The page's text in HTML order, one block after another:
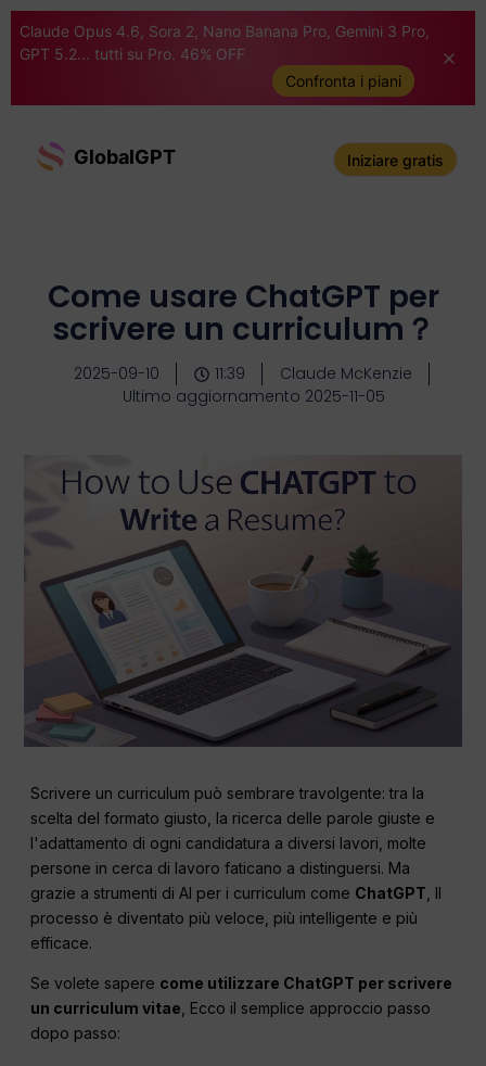
Claude Opus 4.6, Sora 2, Nano Banana Pro, Gemini 3 Pro,
GPT 5.2... tutti su Pro. 46% OFF
Confronta i piani
GlobalGPT Iniziare gratis
Come usare ChatGPT per
scrivere un curriculum？
2025-09-10 11:39
Claude McKenzie
Ultimo aggiornamento 2025-11-05
Scrivere un curriculum può sembrare travolgente: tra la
scelta del formato giusto, la ricerca delle parole giuste e
l'adattamento di ogni candidatura a diversi lavori, molte
persone in cerca di lavoro faticano a distinguersi. Ma
grazie a strumenti di AI per i curriculum come ChatGPT , Il
processo è diventato più veloce, più intelligente e più
efficace.
Se volete sapere come utilizzare ChatGPT per scrivere
un curriculum vitae , Ecco il semplice approccio passo
dopo passo: